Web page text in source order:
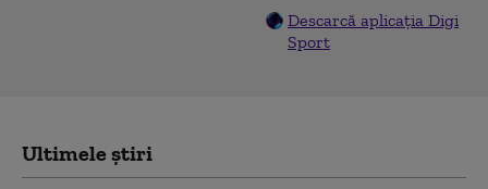
Descarcă aplicația Digi
Sport
Ultimele știri